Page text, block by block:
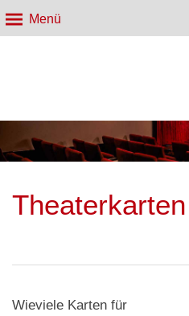
Menü
Wieviele Karten für